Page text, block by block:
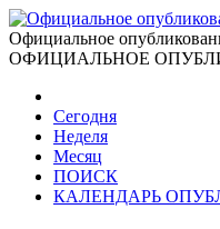
Официальное
ОФИЦИАЛЬНОЕ
Сегодня
Неделя
Месяц
ПОИСК
КАЛЕНДАРЬ